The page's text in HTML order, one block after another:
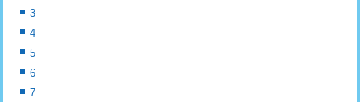
3
4
5
6
7